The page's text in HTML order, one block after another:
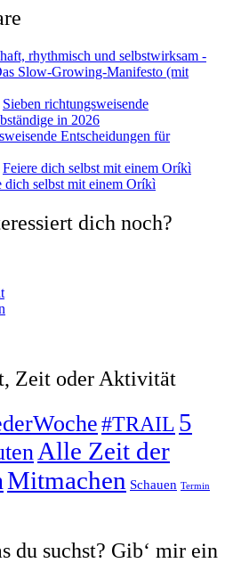
rhythmisch und selbstwirksam -
Slow-Growing-Manifesto (mit
Sieben richtungsweisende
in 2026
Entscheidungen für
Feiere dich selbst mit einem Oríkì
dich selbst mit einem Oríkì
dich noch?
Zeit oder Aktivität
#TRAIL 5
Alle Zeit der
Mitmachen Schauen Termin
du suchst? Gib‘ mir ein